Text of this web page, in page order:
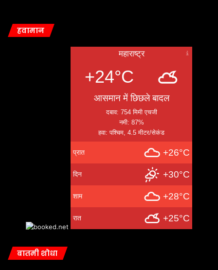
हवामान
महाराष्ट्र
+24°C
आसमान में छिछले बादल
दबाव: 754 मिमी एचजी
नमी: 87%
हवा: पश्चिम, 4.5 मीटर/सेकंड
प्रात +26°C
दिन +30°C
शाम +28°C
रात +25°C
बातमी शोधा